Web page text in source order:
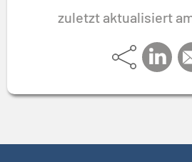
zuletzt aktualisiert